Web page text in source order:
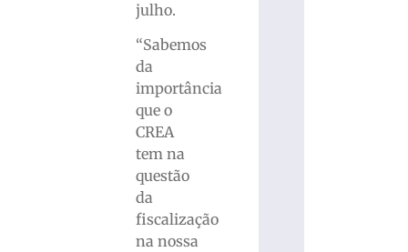
julho.
“Sabemos
da
importância
que o
CREA
tem na
questão
da
fiscalização
na nossa